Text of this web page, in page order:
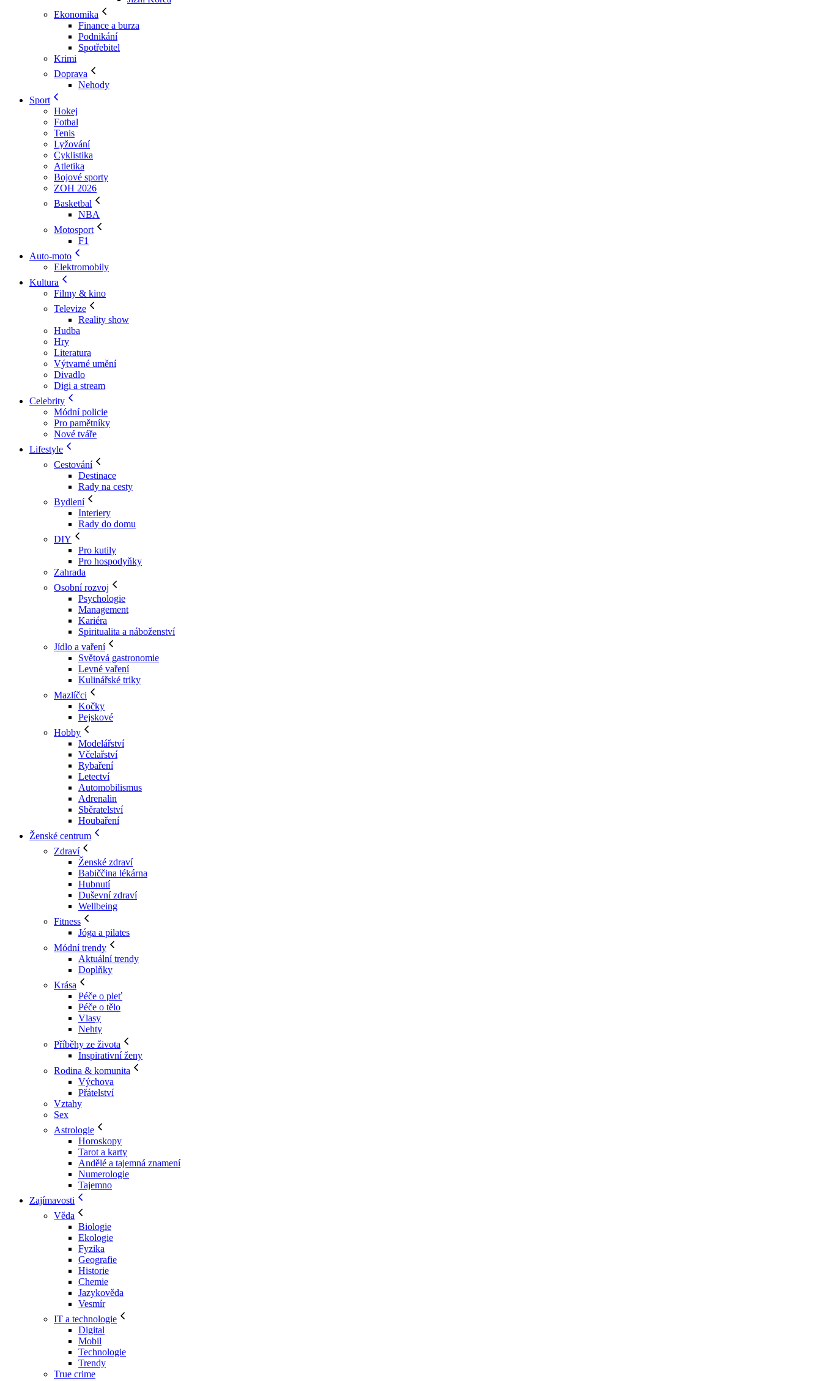
Ekonomika
Finance a burza
Podnikání
Spotřebitel
Krimi
Doprava
Nehody
Sport
Hokej
Fotbal
Tenis
Lyžování
Cyklistika
Atletika
Bojové sporty
ZOH 2026
Basketbal
NBA
Motosport
F1
Auto-moto
Elektromobily
Kultura
Filmy & kino
Televize
Reality show
Hudba
Hry
Literatura
Výtvarné umění
Divadlo
Digi a stream
Celebrity
Módní policie
Pro pamětníky
Nové tváře
Lifestyle
Cestování
Destinace
Rady na cesty
Bydlení
Interiery
Rady do domu
DIY
Pro kutily
Pro hospodyňky
Zahrada
Osobní rozvoj
Psychologie
Management
Kariéra
Spiritualita a náboženství
Jídlo a vaření
Světová gastronomie
Levné vaření
Kulinářské triky
Mazlíčci
Kočky
Pejskové
Hobby
Modelářství
Včelařství
Rybaření
Letectví
Automobilismus
Adrenalin
Sběratelství
Houbaření
Ženské centrum
Zdraví
Ženské zdraví
Babiččina lékárna
Hubnutí
Duševní zdraví
Wellbeing
Fitness
Jóga a pilates
Módní trendy
Aktuální trendy
Doplňky
Krása
Péče o pleť
Péče o tělo
Vlasy
Nehty
Příběhy ze života
Inspirativní ženy
Rodina & komunita
Výchova
Přátelství
Vztahy
Sex
Astrologie
Horoskopy
Tarot a karty
Andělé a tajemná znamení
Numerologie
Tajemno
Zajímavosti
Věda
Biologie
Ekologie
Fyzika
Geografie
Historie
Chemie
Jazykověda
Vesmír
IT a technologie
Digital
Mobil
Technologie
Trendy
True crime